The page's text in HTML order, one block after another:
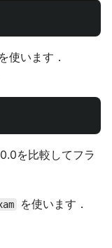
を使います．
を比較してフラ
を使います．